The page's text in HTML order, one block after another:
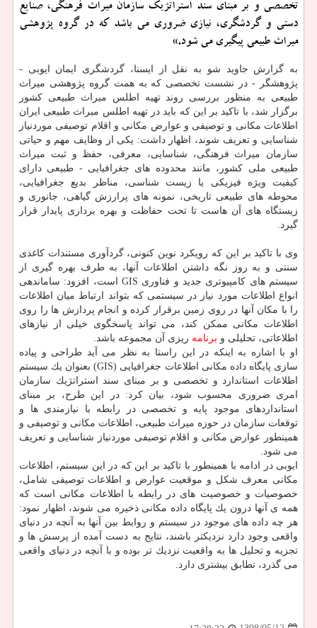
تخصصی و بر مبنای سند استراتژیك سازمان میراث فرهنگی، صنایع
دستی و گردشگری، نیازی ضروری می باشد كه در گروه پژوهشی
میراث طبیعی پیگیری می شود.»
به گزارش جاوید شو به نقل از ایسنا، گردشگری ایمان ایوبی -
پژوهشگر - در نشست تخصصی كه به همت گروه پژوهشی میراث
طبیعی به منظور بررسی روند تهیه اطلس میراث طبیعی كشور
برگزار شد، با تاكید بر این كه باید در تهیه اطلس میراث طبیعی ایران
اطلاعات مكانی و توصیفی و عوارض مكانی و اقلام توصیفی موردنیاز
شناسایی و تعریف شوند، اظهار داشت: یكی از وظایف مهم و حیاتی
سازمان میراث فرهنگی، شناسایی، معرفی، حفظ و ثبت میراث
طبیعی ملی كشور، مانند محدوده های جغرافیایی - طبیعی دارای
كیفیت ویژه فیزیكی یا زیست شناسی، مناظر بدیع جغرافیایی،
محوطه های طبیعی تاریخی، نمونه های پرارزش گیاهی، جانوری و
زیستگاه های آن هاست تا تحت حفاظت و بهره برداری پایدار قرار
گیرد.
وی با تاكید بر این كه رویكرد نوین كنونی، گردآوری مستندات كاغذی
سنتی و به روز نگه داشتن اطلاعات آنها، به طرف بهره گیری از
سیستم های كامپیوتری جدید و فناوری GIS است، افزود: ساماندهی
انواع اطلاعات مورد نیاز در سیستمی كه بتواند ارتباط میان اطلاعات
را با مكان آنها در روی زمین برقرار كرده و انجام پردازش ها را روی
اطلاعات مكانی ممكن كند، می تواند پاسخگوی خیلی از نیازهای
اطلاعاتی، تحلیلی و برنامه ریزی آن مجموعه باشد.
او با اشاره به اینكه در این راستا به نظر می آید طراحی و پیاده
سازی پایگاه داده مكانی اطلاعات جغرافیایی (GIS) بعنوان یك سیستم
اطلاعات استاندارد و تخصصی و بر مبنای سند استراتژیك سازمان
امری ضروری محسوب شود، بیان كرد: در این طرح، بر مبنای
استانداردهای موجود پایه و تخصصی در رابطه با نیازمندی ها و
توقعات سازمان در حوزه میراث طبیعی، اطلاعات مكانی و توصیفی و
همینطور عوارض مكانی و اقلام توصیفی موردنیاز شناسایی و تعریف
می شود.
ایوبی در ادامه با همینطور با تاكید بر این كه در این سیستم، اطلاعات
مكانی معرف شكل و موقعیت عوارض و اطلاعات توصیفی شامل،
خصوصیات و خصوصیت های در رابطه با اطلاعات مكانی است كه
همه ی آنها درون یك پایگاه داده مكانی ذخیره می شوند، اظهار نمود:
هر چه داده های موجود در سیستم و روابط بین آنها به آنچه در دنیای
واقعی وجود دارد نزدیكتر باشند، نتایج به دست آمده از پرسش ها و
تجزیه و تحلیل ها به واقعیت نزدیك تر بوده و با آنچه در دنیای واقعی
می گذرد، تطابق بیشتری دارد.